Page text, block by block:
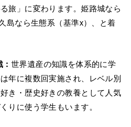
旅」に変わります。姫路城なら
島なら生態系（基準x）、と着
世界遺産の知識を体系的に学
年に複数回実施され、レベル別
き・歴史好きの教養として人気
りに使う学生もいます。